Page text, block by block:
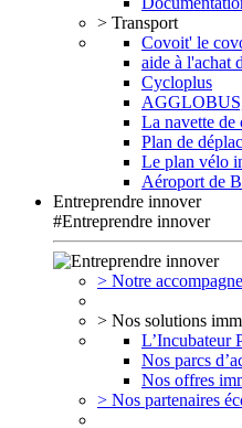
> Transport
Covoit' le
aide à l'achat
Cycloplus
AGGLOBUS,
La navette de
Plan de
Le plan vélo
Aéroport de
Entreprendre innover
#Entreprendre innover
> Notre
> Nos solutions
L’Incubateur
Nos parcs
Nos offres
> Nos partenaires